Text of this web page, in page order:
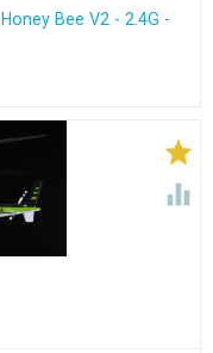
Bee V2 - 2.4G -

